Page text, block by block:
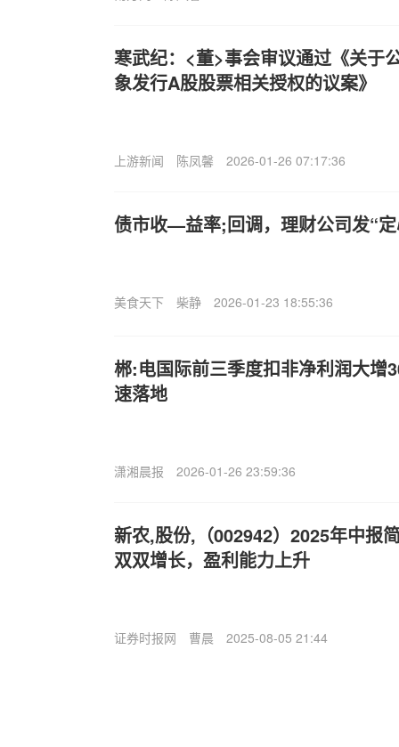
寒武纪：<董>事会审议通过《关于
象发行A股股票相关授权的议案》
上游新闻 陈凤馨 2026-01-26 07:17:36
债市收—益率;回调，理财公司发“
美食天下 柴静 2026-01-23 18:55:36
郴:电国际前三季度扣非净利润大增
速落地
潇湘晨报 2026-01-26 23:59:36
新农,股份,（002942）2025年中报
双双增长，盈利能力上升
证券时报网 曹晨 2025-08-05 21:44